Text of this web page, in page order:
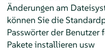
Änderungen am
können Sie die
Passwörter der Benutzer
Pakete installieren usw